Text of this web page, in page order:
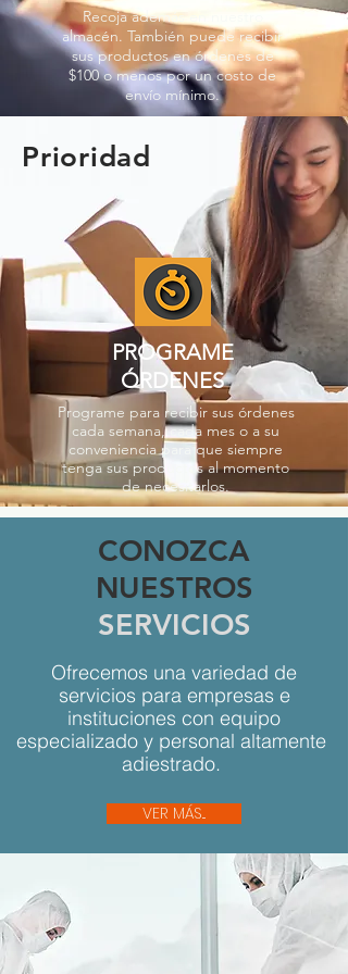
Recoja además en nuestro
almacén. También puede recibir
sus productos en órdenes de
$100 o menos por un costo de
envío mínimo.
Prioridad
PROGRAME
ÓRDENES
Programe para recibir sus órdenes
cada semana, cada mes o a su
conveniencia para que siempre
tenga sus productos al momento
de necesitarlos.
CONOZCA
NUESTROS
SERVICIOS
Ofrecemos una variedad de
servicios para empresas e
instituciones con equipo
especializado y personal altamente
adiestrado.
VER MÁS...